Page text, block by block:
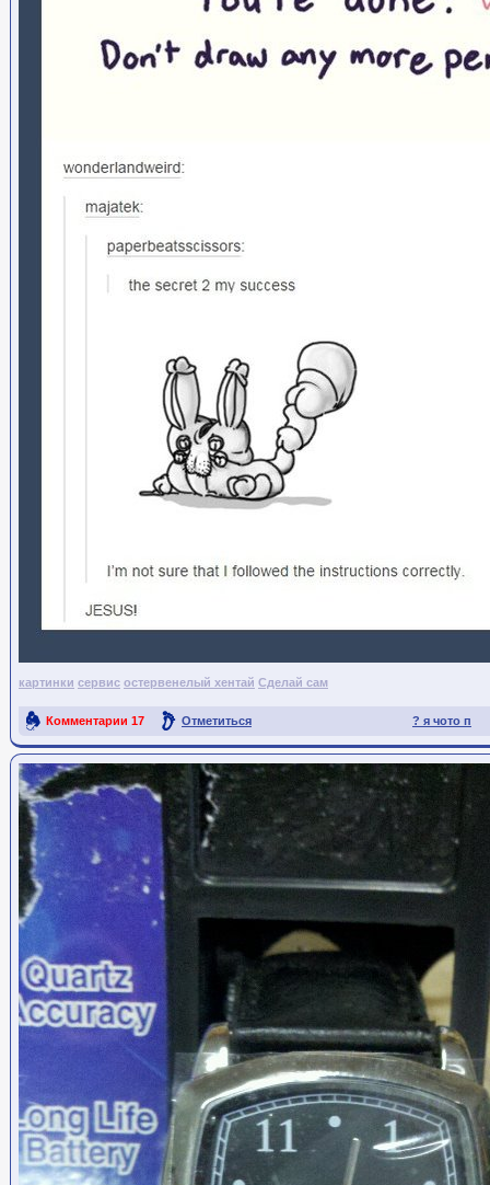
картинки сервис остервенелый хентай Сделай сам
? я чото п
Комментарии 17 Отметиться
Ссылка на пост